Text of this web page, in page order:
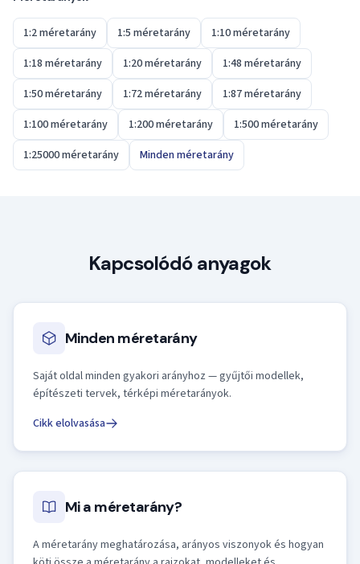
1:2 méretarány 1:5 méretarány
1:10 méretarány
1:18 méretarány
1:20 méretarány
1:48 méretarány
1:50 méretarány
1:72 méretarány
1:87 méretarány
1:100 méretarány
1:200 méretarány
1:500 méretarány
1:25000 méretarány
Minden méretarány
Kapcsolódó anyagok
Minden méretarány
Saját oldal minden gyakori arányhoz — gyűjtői modellek,
építészeti tervek, térképi méretarányok.
Cikk elolvasása
Mi a méretarány?
A méretarány meghatározása, arányos viszonyok és hogyan